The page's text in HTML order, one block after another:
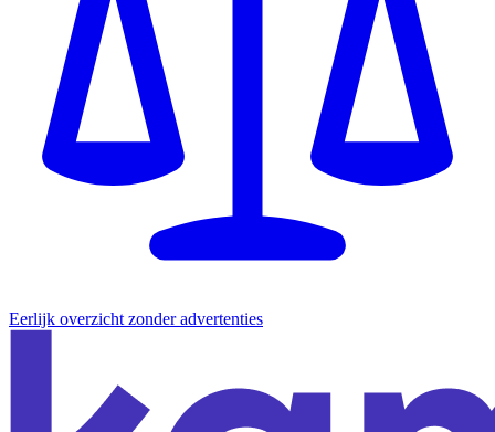
Eerlijk overzicht zonder advertenties